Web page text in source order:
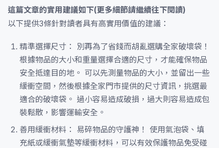
這篇文章的實用建議如下(更多細節請繼續往下閱讀)
以下提供3條針對讀者具有高實用價值的建議：
精準選擇尺寸： 別再為了省錢而胡亂選購全家破壞袋！
根據物品的大小和重量選擇合適的尺寸，才能確保物品
安全抵達目的地。 可以先測量物品的大小，並留出一些
緩衝空間，然後根據全家門市提供的尺寸資訊，挑選最
適合的破壞袋。 過小容易造成破損，過大則容易造成包
裝鬆散，影響運輸安全。
善用緩衝材料： 易碎物品的守護神！ 使用氣泡袋、填
充紙或緩衝氣墊等緩衝材料，可以有效保護物品免受碰